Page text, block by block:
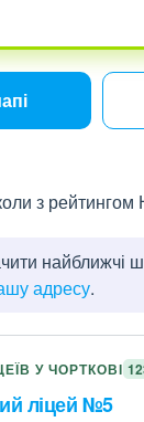
з
найближчі
адресу.
У ЧОРТКОВІ
ліцей №5